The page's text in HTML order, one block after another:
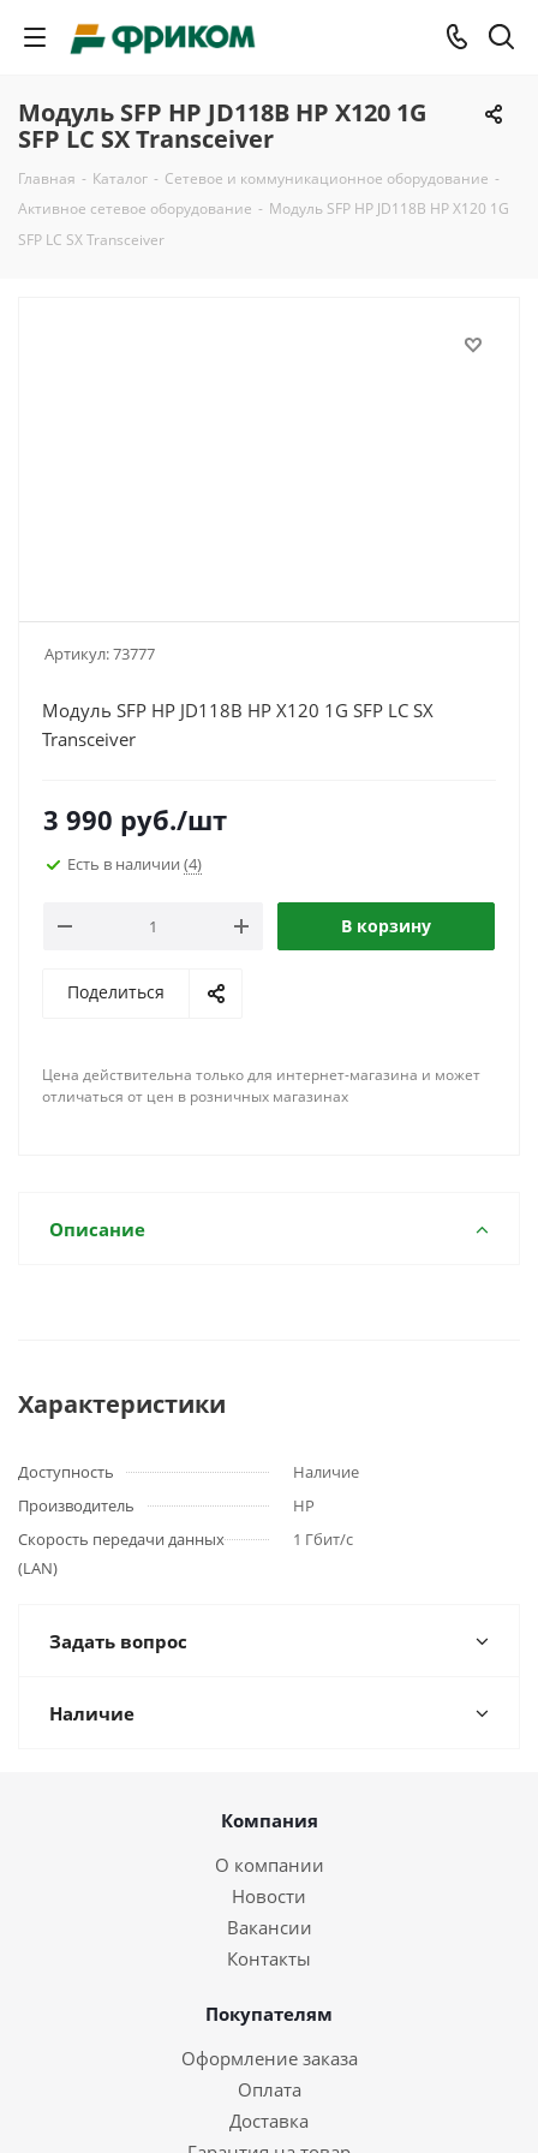
Модуль SFP HP JD118B HP X120 1G
SFP LC SX Transceiver
Главная - Каталог - Сетевое и коммуникационное оборудование -
Активное сетевое оборудование - Модуль SFP HP JD118B HP X120 1G
SFP LC SX Transceiver
Артикул:73777
Модуль SFP HP JD118B HP X120 1G SFP LC SX
Transceiver
3 990 руб./шт
Есть в наличии (4)
В корзину
Поделиться
Цена действительна только для интернет-магазина и может
отличаться от цен в розничных магазинах
Описание
Характеристики
Доступность
Наличие
Производитель
HP
Скорость передачи данных
(LAN)
1 Гбит/с
Задать вопрос
Наличие
Компания
О компании
Новости
Вакансии
Контакты
Покупателям
Оформление заказа
Оплата
Доставка